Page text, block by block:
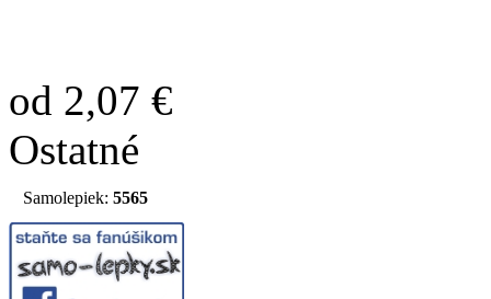
od 2,07 €
Ostatné
Samolepiek: 5565